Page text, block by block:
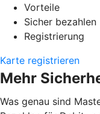
Vorteile
Sicher bezahlen
Registrierung
Karte registrieren
Mehr
Was genau sind